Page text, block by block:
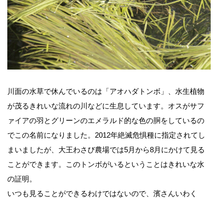
川面の水草で休んでいるのは「アオハダトンボ」、水生植物
が茂るきれいな流れの川などに生息しています。オスがサフ
ァイアの羽とグリーンのエメラルド的な色の胴をしているの
でこの名前になりました。2012年絶滅危惧種に指定されてし
まいましたが、大王わさび農場では5月から8月にかけて見る
ことができます。このトンボがいるということはきれいな水
の証明。
いつも見ることができるわけではないので、濱さんいわく